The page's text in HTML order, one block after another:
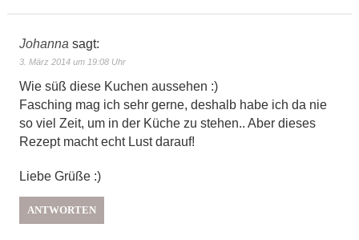
Johanna sagt:
3. März 2014 um 19:08 Uhr
Wie süß diese Kuchen aussehen :)
Fasching mag ich sehr gerne, deshalb habe ich da nie
so viel Zeit, um in der Küche zu stehen.. Aber dieses
Rezept macht echt Lust darauf!
Liebe Grüße :)
ANTWORTEN